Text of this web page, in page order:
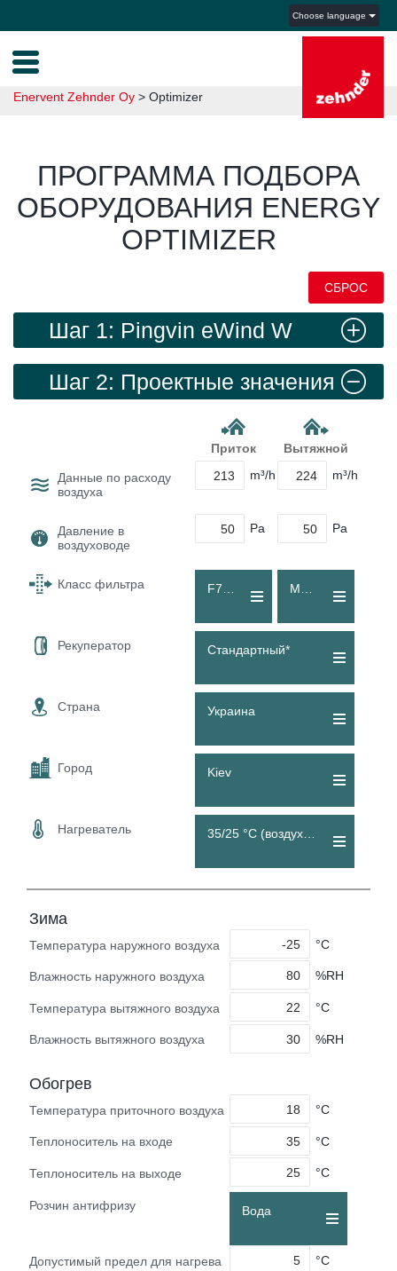
Choose language
Enervent Zehnder Oy > Optimizer
ПРОГРАММА ПОДБОРА
ОБОРУДОВАНИЯ ENERGY
OPTIMIZER
СБРОС
Шаг 1: Pingvin eWind W
правое исполнение
Шаг 2: Проектные значения
Приток Вытяжной
Данные по расходу
воздуха
m³/h m³/h
Давление в
воздуховоде
Pa Pa
Класс фильтра
Рекуператор Стандартный*
Страна Украина
Город Kiev
Нагреватель 35/25 °C (воздуховод)
Зима
Температура наружного воздуха °C
Влажность наружного воздуха %RH
Температура вытяжного воздуха °C
Влажность вытяжного воздуха %RH
Обогрев
Температура приточного воздуха °C
Теплоноситель на входе °C
Теплоноситель на выходе °C
Розчин антифризу Вода
Допустимый предел для нагрева °C